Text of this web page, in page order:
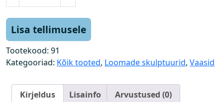
e
v
j
Lisa tellimusele
Tootekood: 91
Kategooriad: Kõik tooted, Loomade skulptuurid, Vaasid
Kirjeldus Lisainfo Arvustused (0)